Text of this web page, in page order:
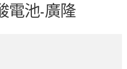
電池-廣隆